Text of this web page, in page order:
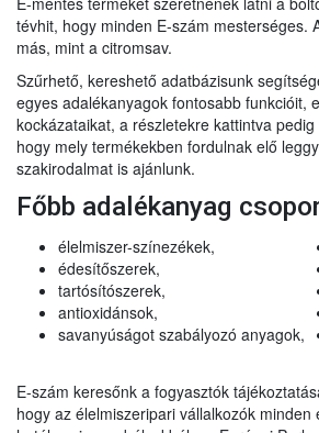
tévhit, hogy minden E-szám mesterséges.
más, mint a citromsav.
Szűrhető, kereshető adatbázisunk
egyes adalékanyagok fontosabb funkcióit,
kockázataikat, a részletekre kattintva
hogy mely termékekben fordulnak elő
szakirodalmat is ajánlunk.
Főbb adalékanyag
élelmiszer-színezékek,
édesítőszerek,
tartósítószerek,
antioxidánsok,
savanyúságot szabályozó anyagok,
E-szám keresőnk a fogyasztók
hogy az élelmiszeripari vállalkozók minden